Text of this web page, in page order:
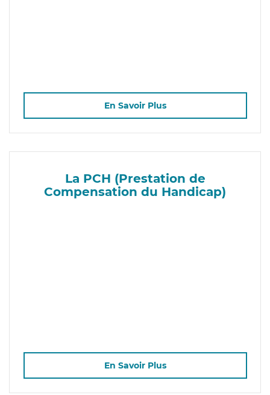
En Savoir Plus
La PCH (Prestation de
Compensation du Handicap)
En Savoir Plus